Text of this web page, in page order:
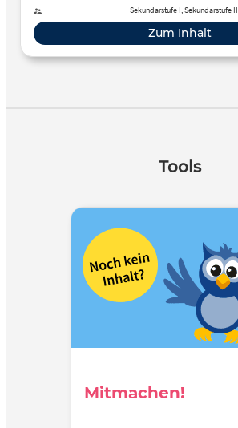
Sekundarstufe I, Sekundarstufe II
Zum Inhalt
Tools
Mitmachen!